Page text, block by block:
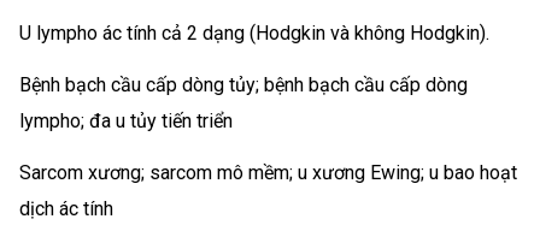
U lympho ác tính cả 2 dạng (Hodgkin và không Hodgkin).
Bệnh bạch cầu cấp dòng tủy; bệnh bạch cầu cấp dòng
lympho; đa u tủy tiến triển
Sarcom xương; sarcom mô mềm; u xương Ewing; u bao hoạt
dịch ác tính